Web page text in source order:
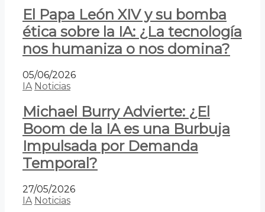
El Papa León XIV y su bomba
ética sobre la IA: ¿La tecnología
nos humaniza o nos domina?
05/06/2026
IA Noticias
Michael Burry Advierte: ¿El
Boom de la IA es una Burbuja
Impulsada por Demanda
Temporal?
27/05/2026
IA Noticias